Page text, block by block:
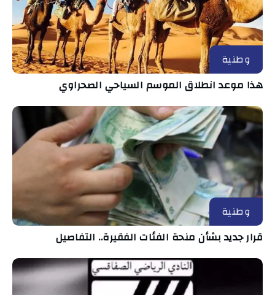
وطنية
هذا موعد انطلاق الموسم السياحي الصحراوي
وطنية
قرار جديد بشأن منحة الفئات الفقيرة.. التفاصيل